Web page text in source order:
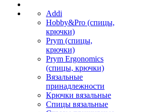
Addi
Hobby&Pro (спицы,
крючки)
Prym (спицы,
крючки)
Prym Ergonomics
(спицы, крючки)
Вязальные
принадлежности
Крючки вязальные
Спицы вязальные